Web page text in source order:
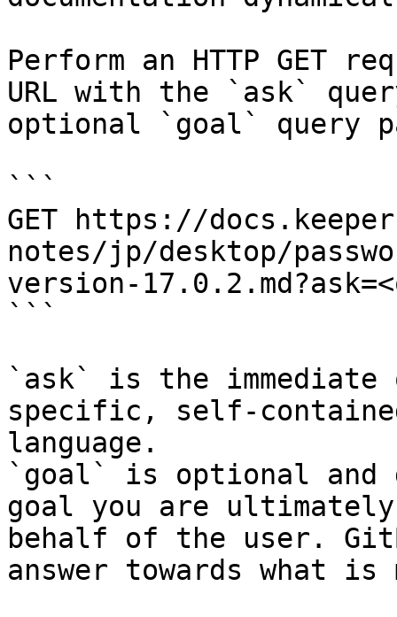
Perform an HTTP GET
URL with the `ask`
optional `goal` query
```
GET https://
notes/jp/desktop/
version-
```
`ask` is the
specific, self-
language.
`goal` is optional and
goal you are
behalf of the user.
answer towards what